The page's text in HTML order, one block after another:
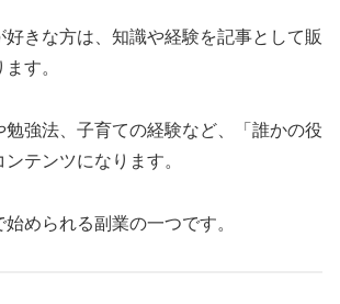
きな方は、知識や経験を記事として販
す。
勉強法、子育ての経験など、「誰かの役
テンツになります。
められる副業の一つです。